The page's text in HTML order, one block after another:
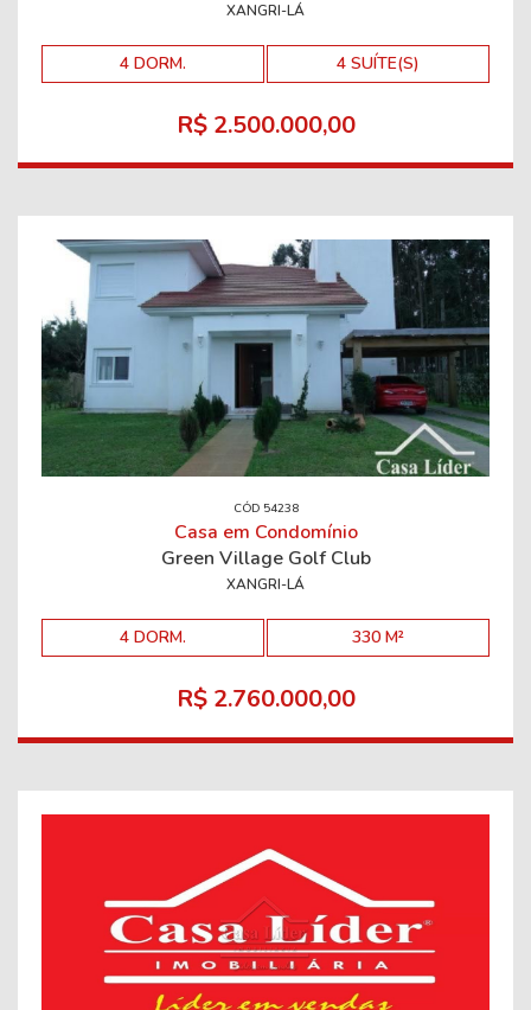
XANGRI-LÁ
4 DORM. 4 SUÍTE(S)
R$ 2.500.000,00
CÓD 54238
Casa em Condomínio
Green Village Golf Club
XANGRI-LÁ
4 DORM. 330 M²
R$ 2.760.000,00